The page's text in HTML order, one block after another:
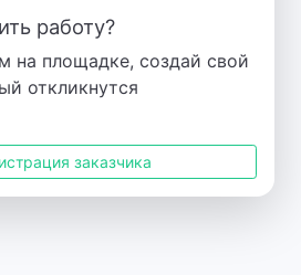
работу?
на площадке, создай свой
откликнутся
заказчика